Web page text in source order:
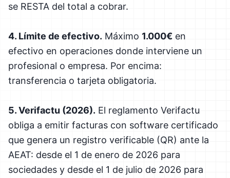
se RESTA del total a cobrar.
4. Límite de efectivo. Máximo 1.000€ en
efectivo en operaciones donde interviene un
profesional o empresa. Por encima:
transferencia o tarjeta obligatoria.
5. Verifactu (2026). El reglamento Verifactu
obliga a emitir facturas con software certificado
que genera un registro verificable (QR) ante la
AEAT: desde el 1 de enero de 2026 para
sociedades y desde el 1 de julio de 2026 para